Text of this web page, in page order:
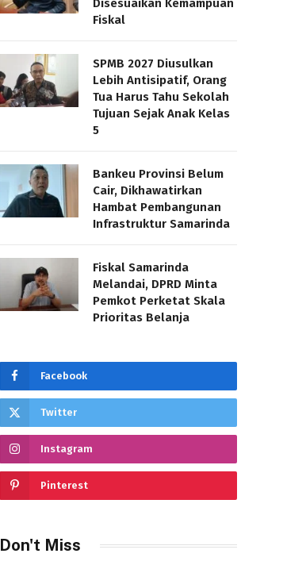
Disesuaikan Kemampuan
Fiskal
SPMB 2027 Diusulkan
Lebih Antisipatif, Orang
Tua Harus Tahu Sekolah
Tujuan Sejak Anak Kelas
5
Bankeu Provinsi Belum
Cair, Dikhawatirkan
Hambat Pembangunan
Infrastruktur Samarinda
Fiskal Samarinda
Melandai, DPRD Minta
Pemkot Perketat Skala
Prioritas Belanja
Facebook
Twitter
Instagram
Pinterest
Don't Miss